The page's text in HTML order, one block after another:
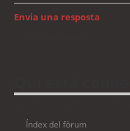
Envia una resposta
Índex del fòrum